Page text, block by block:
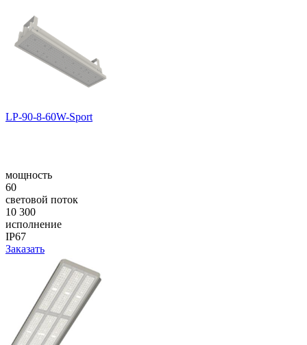
LP-90-8-60W-Sport
мощность
60
световой поток
10 300
исполнение
IP67
Заказать